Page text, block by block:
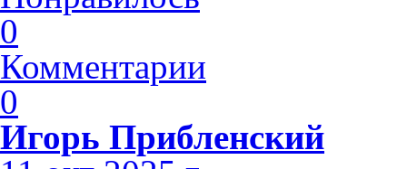
0
Комментарии
0
Игорь Прибленский